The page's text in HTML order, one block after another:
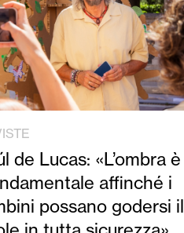
de Lucas: «L’ombra è
affinché i
possano godersi il